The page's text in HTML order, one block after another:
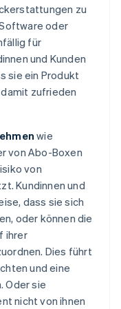
zu
oder
für
und Kunden
sie ein Produkt
zufrieden
wie
von Abo-Boxen
von
Kundinnen und
dass sie sich
oder können die
ihrer
Dies führt
und eine
Oder sie
nicht von ihnen